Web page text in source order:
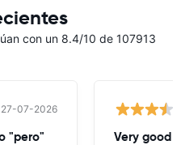
con un 8.4/10 de 107913
27-07-2026
"pero" Very good